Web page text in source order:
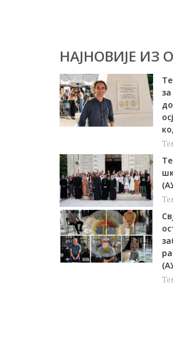
НАЈНОВИЈЕ ИЗ